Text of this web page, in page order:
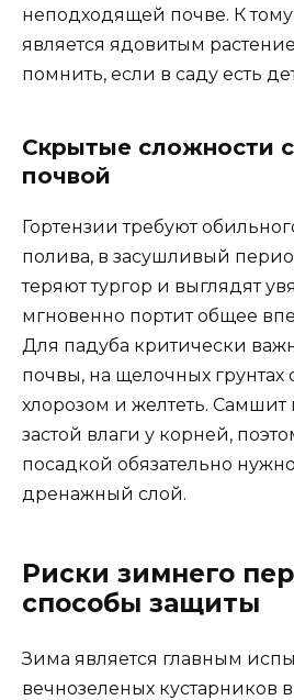
неподходящей почве. К
является ядовитым
помнить, если в саду есть
Скрытые сложности
почвой
Гортензии требуют
полива, в засушливый
теряют тургор и выглядят
мгновенно портит общее
Для падуба критически
почвы, на щелочных грунтах
хлорозом и желтеть. Самшит
застой влаги у корней,
посадкой обязательно
дренажный слой.
Риски зимнего
способы защиты
Зима является главным
вечнозеленых кустарников